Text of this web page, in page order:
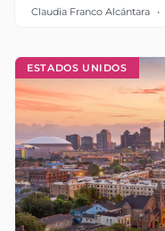
Claudia Franco Alcántara
ESTADOS UNIDOS